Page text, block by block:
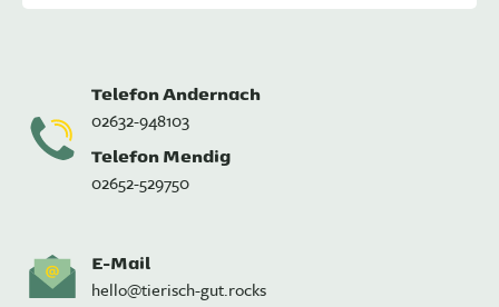
Telefon Andernach
02632-948103
Telefon Mendig
02652-529750
E-Mail
hello@tierisch-gut.rocks